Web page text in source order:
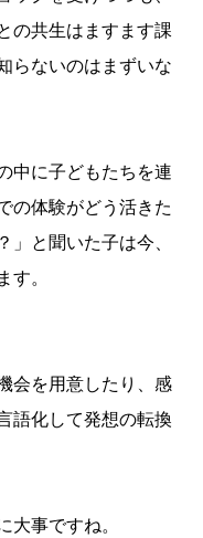
の共生はますます課
らないのはまずいな
中に子どもたちを連
の体験がどう活きた
と聞いた子は今、
。
会を用意したり、感
語化して発想の転換
事ですね。